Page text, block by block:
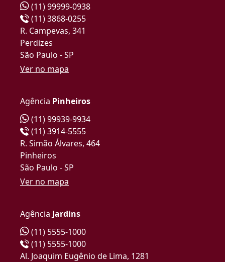
(11) 99999-0938
(11) 3868-0255
R. Campevas, 341
Perdizes
São Paulo - SP
Ver no mapa
Agência Pinheiros
(11) 99939-9934
(11) 3914-5555
R. Simão Álvares, 464
Pinheiros
São Paulo - SP
Ver no mapa
Agência Jardins
(11) 5555-1000
(11) 5555-1000
Al. Joaquim Eugênio de Lima, 1281